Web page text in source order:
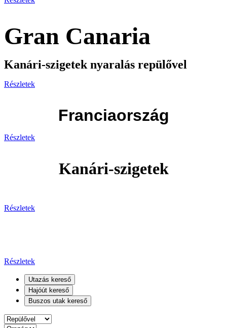
Gran Canaria
Kanári-szigetek nyaralás repülővel
Részletek
Franciaország
Részletek
Kanári-szigetek
Részletek
Részletek
Utazás kereső
Hajóút kereső
Buszos utak kereső